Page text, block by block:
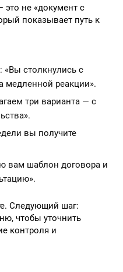
не «документ с
показывает путь к
: «Вы столкнулись с
медленной реакции».
три варианта — с
вы получите
вам шаблон договора и
Следующий шаг:
чтобы уточнить
контроля и